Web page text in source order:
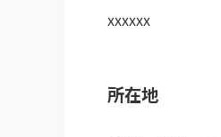
xxxxxx
所在地